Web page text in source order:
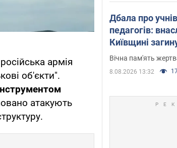
армія
об'єкти".
атакують
Дбала про
педагогів:
Київщині
київського
Вічна пам'ять
8.08.2026 13:32